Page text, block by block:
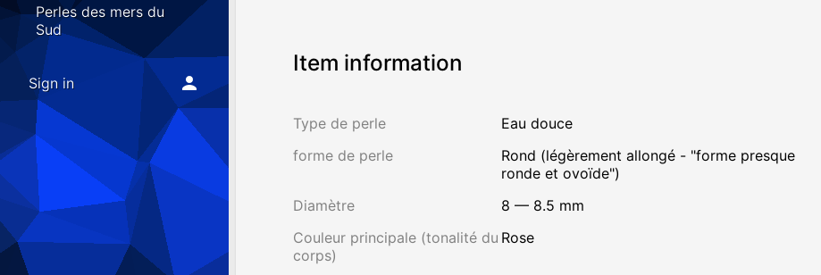
Item information
Type de perle
Eau douce
forme de perle
Rond (légèrement allongé - "forme presque
ronde et ovoïde")
Diamètre
8 — 8.5 mm
Couleur principale (tonalité du
corps)
Rose
Perles des mers du
Sud
Sign in